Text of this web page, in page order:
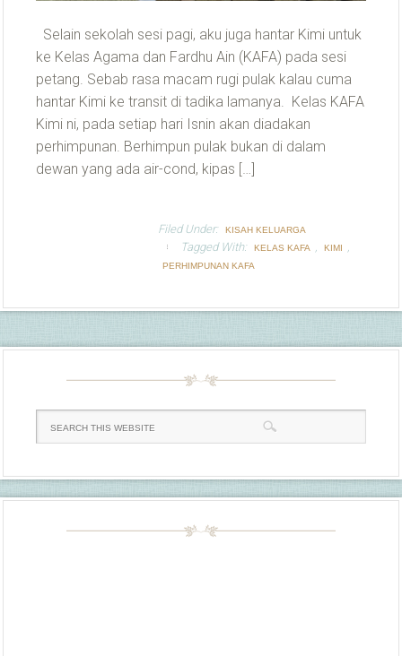
Selain sekolah sesi pagi, aku juga hantar Kimi untuk
ke Kelas Agama dan Fardhu Ain (KAFA) pada sesi
petang. Sebab rasa macam rugi pulak kalau cuma
hantar Kimi ke transit di tadika lamanya. Kelas KAFA
Kimi ni, pada setiap hari Isnin akan diadakan
perhimpunan. Berhimpun pulak bukan di dalam
dewan yang ada air-cond, kipas […]
Filed Under: KISAH KELUARGA
Tagged With: KELAS KAFA KIMI
PERHIMPUNAN KAFA